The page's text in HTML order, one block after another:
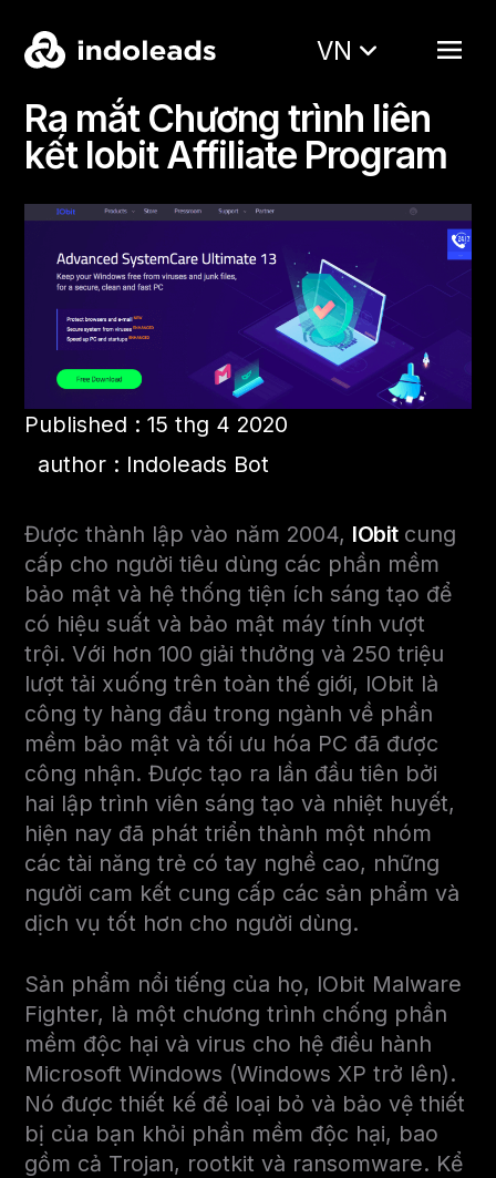
VN
Ra mắt Chương trình liên
kết Iobit Affiliate Program
Published : 15 thg 4 2020
author : Indoleads Bot
Được thành lập vào năm 2004, IObitcung
cấp cho người tiêu dùng các phần mềm
bảo mật và hệ thống tiện ích sáng tạo để
có hiệu suất và bảo mật máy tính vượt
trội. Với hơn 100 giải thưởng và 250 triệu
lượt tải xuống trên toàn thế giới, IObit là
công ty hàng đầu trong ngành về phần
mềm bảo mật và tối ưu hóa PC đã được
công nhận. Được tạo ra lần đầu tiên bởi
hai lập trình viên sáng tạo và nhiệt huyết,
hiện nay đã phát triển thành một nhóm
các tài năng trẻ có tay nghề cao, những
người cam kết cung cấp các sản phẩm và
dịch vụ tốt hơn cho người dùng.
Sản phẩm nổi tiếng của họ, IObit Malware
Fighter, là một chương trình chống phần
mềm độc hại và virus cho hệ điều hành
Microsoft Windows (Windows XP trở lên).
Nó được thiết kế để loại bỏ và bảo vệ thiết
bị của bạn khỏi phần mềm độc hại, bao
gồm cả Trojan, rootkit và ransomware. Kể